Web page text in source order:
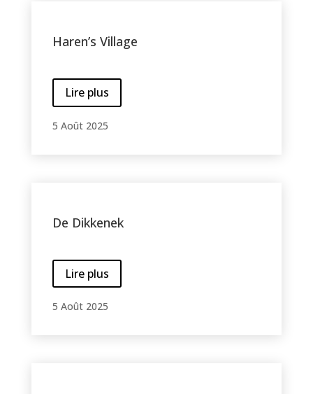
Haren’s Village
Lire plus
5 Août 2025
De Dikkenek
Lire plus
5 Août 2025